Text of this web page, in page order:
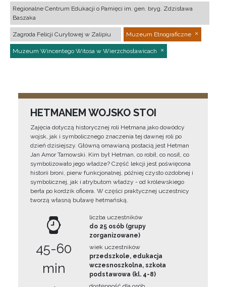
Regionalne Centrum Edukacji o Pamięci im. gen. bryg. Zdzisława
Baszaka
Zagroda Felicji Curyłowej w Zalipiu Muzeum Etnograficzne
Muzeum Wincentego Witosa w Wierzchosławicach
HETMANEM WOJSKO STOI
Zajęcia dotyczą historycznej roli Hetmana jako dowódcy
wojsk, jak i symbolicznego znaczenia tej dawnej roli po
dzień dzisiejszy. Główną omawianą postacią jest Hetman
Jan Amor Tarnowski. Kim był Hetman, co robił, co nosił, co
symbolizowało jego władze? Część lekcji jest poświęcona
historii broni, pierw funkcjonalnej, później czysto ozdobnej i
symbolicznej, jak i atrybutom władzy - od królewskiego
berła po kordzik oficera. W części praktycznej uczestnicy
tworzą własną buławę hetmańską.
45-60
min
liczba uczestników
do 25 osób (grupy
zorganizowane)
wiek uczestników
przedszkole, edukacja
wczesnoszkolna, szkoła
podstawowa (kl. 4-8)